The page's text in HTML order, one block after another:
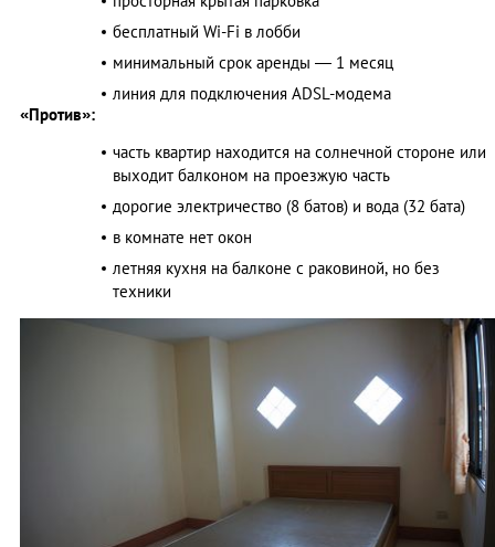
бесплатный Wi-Fi в лобби
минимальный срок аренды ― 1 месяц
линия для подключения ADSL-модема
«Против»:
часть квартир находится на солнечной стороне или
выходит балконом на проезжую часть
дорогие электричество (8 батов) и вода (32 бата)
в комнате нет окон
летняя кухня на балконе с раковиной, но без
техники